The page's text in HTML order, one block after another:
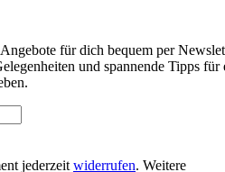
für dich bequem per
und spannende Tipps für
jederzeit widerrufen. Weitere